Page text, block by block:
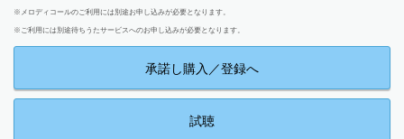
※メロディコールのご利用には別途お申し込みが必要となります。
※ご利用には別途待ちうたサービスへのお申し込みが必要となります。
承諾し購入／登録へ
試聴